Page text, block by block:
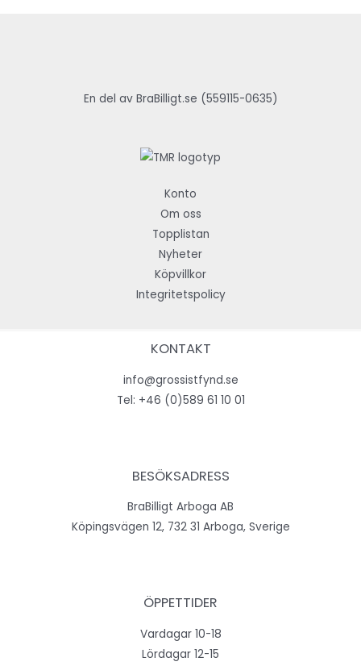
En del av BraBilligt.se (559115-0635)
Konto
Om oss
Topplistan
Nyheter
Köpvillkor
Integritetspolicy
KONTAKT
info@grossistfynd.se
Tel: +46 (0)589 61 10 01
BESÖKSADRESS
BraBilligt Arboga AB
Köpingsvägen 12, 732 31 Arboga, Sverige
ÖPPETTIDER
Vardagar 10-18
Lördagar 12-15